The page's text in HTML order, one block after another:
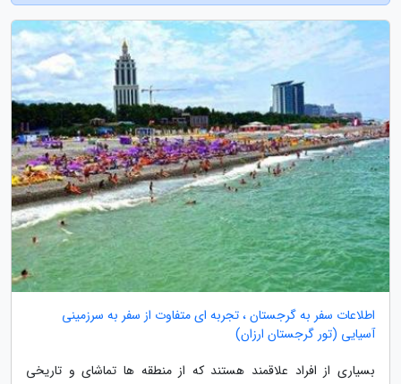
اطلاعات سفر به گرجستان ، تجربه ای متفاوت از سفر به سرزمینی
آسیایی (تور گرجستان ارزان)
بسیاری از افراد علاقمند هستند که از منطقه ها تماشای و تاریخی